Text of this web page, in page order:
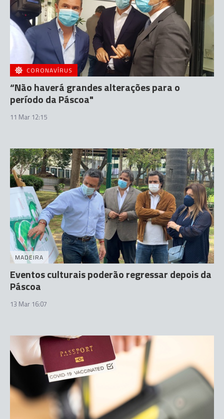
CORONAVÍRUS
“Não haverá grandes alterações para o
período da Páscoa"
11 Mar 12:15
MADEIRA
Eventos culturais poderão regressar depois da
Páscoa
13 Mar 16:07